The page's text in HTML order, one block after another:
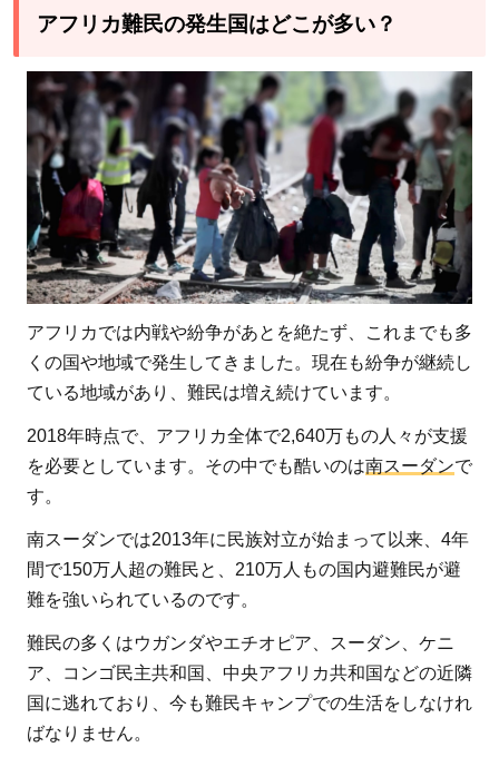
リカ
の発
生国
はど
こが
多
い？
2
アフ
難民
を多
く受
け入
れて
いる
キャ
ンプ
は？
2.1
難民
キャ
ンプ
アフリカ難民の発生国はどこが多い？
アフリカでは内戦や紛争があとを絶たず、これまでも多
くの国や地域で発生してきました。現在も紛争が継続し
ている地域があり、難民は増え続けています。
2018年時点で、アフリカ全体で2,640万もの人々が支援
を必要としています。その中でも酷いのは南スーダンで
す。
南スーダンでは2013年に民族対立が始まって以来、4年
間で150万人超の難民と、210万人もの国内避難民が避
難を強いられているのです。
難民の多くはウガンダやエチオピア、スーダン、ケニ
ア、コンゴ民主共和国、中央アフリカ共和国などの近隣
国に逃れており、今も難民キャンプでの生活をしなけれ
ばなりません。